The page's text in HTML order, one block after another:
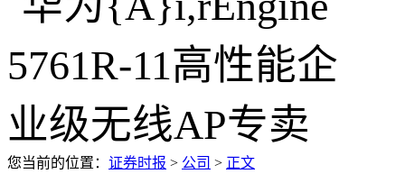
您当前的位置： 证券时报 > 公司 > 正文